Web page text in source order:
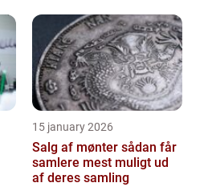
15 january 2026
Salg af mønter sådan får
samlere mest muligt ud
af deres samling